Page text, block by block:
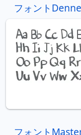
フォント
フォント